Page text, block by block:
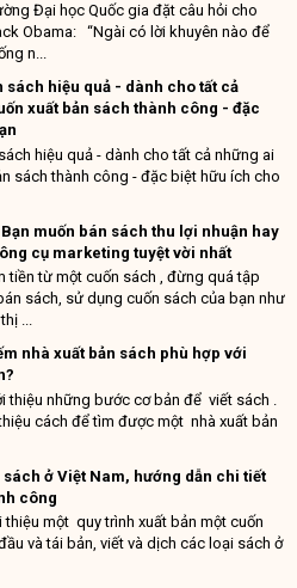
Đại học Quốc gia đặt câu hỏi cho
Obama: “Ngài có lời khuyên nào để
n...
sách hiệu quả - dành cho tất cả
xuất bản sách thành công - đặc
hiệu quả - dành cho tất cả những ai
sách thành công - đặc biệt hữu ích cho
muốn bán sách thu lợi nhuận hay
cụ marketing tuyệt vời nhất
tiền từ một cuốn sách , đừng quá tập
sách, sử dụng cuốn sách của bạn như
...
nhà xuất bản sách phù hợp với
thiệu những bước cơ bản để viết sách .
cách để tìm được một nhà xuất bản
sách ở Việt Nam, hướng dẫn chi tiết
công
thiệu một quy trình xuất bản một cuốn
và tái bản, viết và dịch các loại sách ở